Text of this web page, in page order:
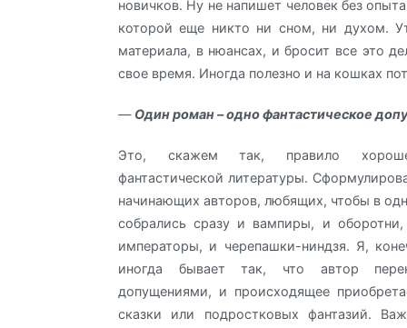
новичков. Ну не напишет человек без
которой еще никто ни сном, ни духом.
материала, в нюансах, и бросит все это
свое время. Иногда полезно и на кошках
— Один роман – одно фантастическое
Это, скажем так, правило
фантастической литературы.
начинающих авторов, любящих, чтобы в
собрались сразу и вампиры, и оборотни,
императоры, и черепашки-ниндзя. Я,
иногда бывает так, что автор
допущениями, и происходящее
сказки или подростковых фантазий.